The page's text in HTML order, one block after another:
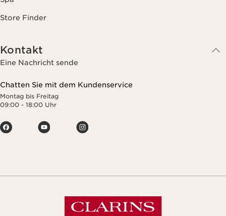
Store Finder
Kontakt
Eine Nachricht sende
Chatten Sie mit dem Kundenservice
Montag bis Freitag
09:00 - 18:00 Uhr